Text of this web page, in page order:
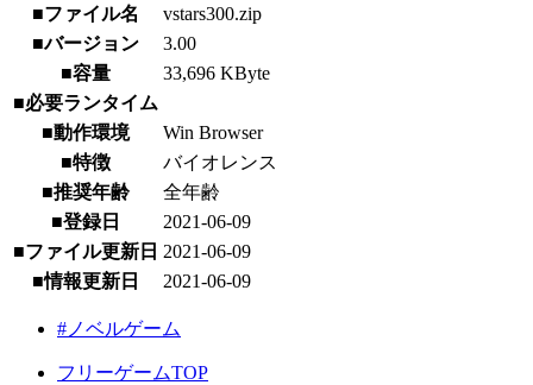
■ファイル名
vstars300.zip
■バージョン
3.00
■容量
33,696 KByte
■必要ランタイム
■動作環境
Win Browser
■特徴
バイオレンス
■推奨年齢
全年齢
■登録日
2021-06-09
■ファイル更新日 2021-06-09
■情報更新日
2021-06-09
#ノベルゲーム
フリーゲームTOP